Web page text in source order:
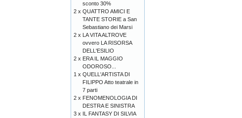
sconto 30%
2 x QUATTRO AMICI E
TANTE STORIE a San
Sebastiano dei Marsi
2 x LA VITA ALTROVE
ovvero LA RISORSA
DELL'ESILIO
2 x ERA IL MAGGIO
ODOROSO...
1 x QUELL'ARTISTA DI
FILIPPO Atto teatrale in
7 parti
2 x FENOMENOLOGIA DI
DESTRA E SINISTRA
3 x IL FANTASY DI SILVIA